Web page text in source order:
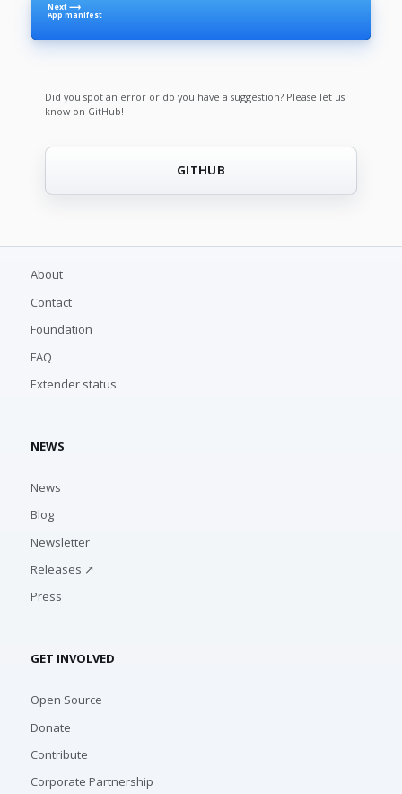
Next ⟶
App manifest
Did you spot an error or do you have a suggestion? Please let us
know on GitHub!
GITHUB
About
Contact
Foundation
FAQ
Extender status
NEWS
News
Blog
Newsletter
Releases ↗
Press
GET INVOLVED
Open Source
Donate
Contribute
Corporate Partnership